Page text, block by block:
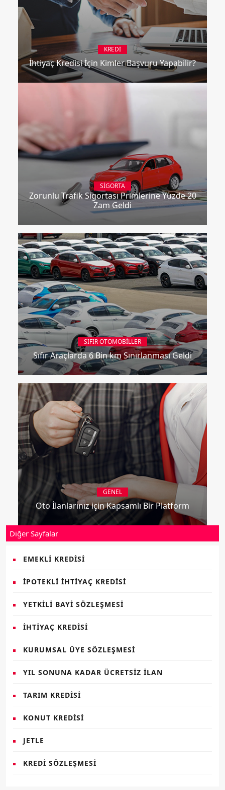
KREDI
İhtiyaç Kredisi İçin Kimler Başvuru Yapabilir?
SIGORTA
Zorunlu Trafik Sigortası Primlerine Yüzde 20
Zam Geldi
SIFIR OTOMOBILLER
Sıfır Araçlarda 6 Bin km Sınırlanması Geldi
GENEL
Oto İlanlarınız için Kapsamlı Bir Platform
Diğer Sayfalar
EMEKLI KREDISI
İPOTEKLI İHTIYAÇ KREDISI
YETKILI BAYI SÖZLEŞMESI
İHTIYAÇ KREDISI
KURUMSAL ÜYE SÖZLEŞMESI
YIL SONUNA KADAR ÜCRETSIZ İLAN
TARIM KREDISI
KONUT KREDISI
JETLE
KREDI SÖZLEŞMESI